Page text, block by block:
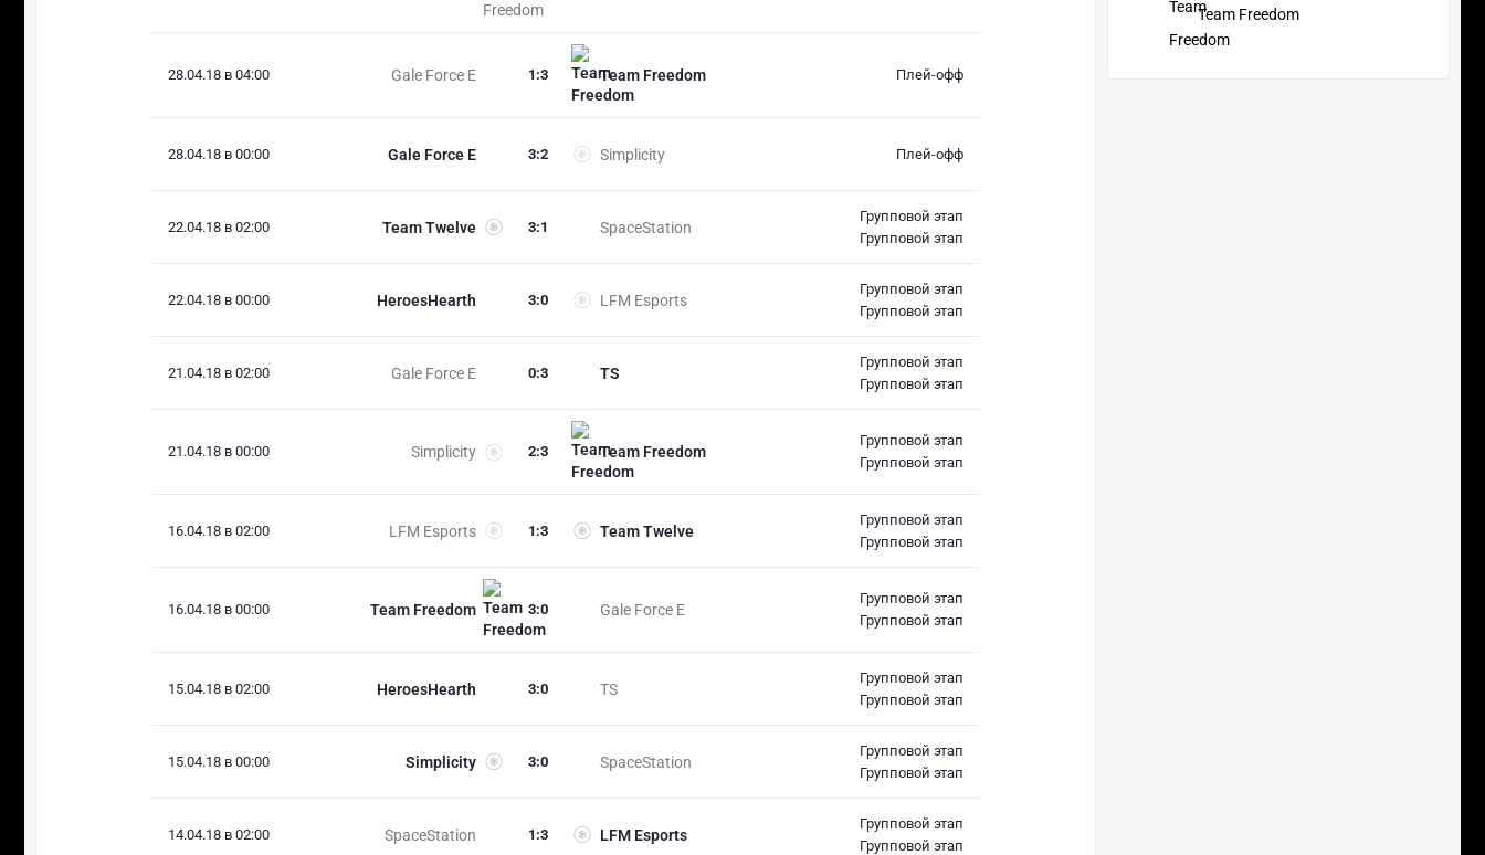
28.04.18 в 04:00 Gale Force E Team Freedom
1 :3 Плей-офф
28.04.18 в 00:00 Gale Force E Simplicity
3:2 Плей-офф
22.04.18 в 02:00 Team Twelve SpaceStation
3:1
Групповой этап
Групповой этап
22.04.18 в 00:00 HeroesHearth LFM Esports
3:0
Групповой этап
Групповой этап
21.04.18 в 02:00 Gale Force E TS
0:3
Групповой этап
Групповой этап
21.04.18 в 00:00 Simplicity Team Freedom
2:3
Групповой этап
Групповой этап
16.04.18 в 02:00 LFM Esports Team Twelve
1 :3
Групповой этап
Групповой этап
16.04.18 в 00:00 Team Freedom Gale Force E
3:0
Групповой этап
Групповой этап
15.04.18 в 02:00 HeroesHearth TS
3:0
Групповой этап
Групповой этап
15.04.18 в 00:00 Simplicity SpaceStation
3:0
Групповой этап
Групповой этап
14.04.18 в 02:00 SpaceStation LFM Esports
1 :3
Групповой этап
Групповой этап
Team Freedom